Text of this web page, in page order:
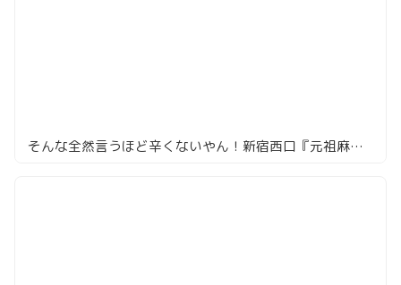
そんな全然言うほど辛くないやん！新宿西口『元祖麻婆豆腐 新宿店』の麻婆豆腐